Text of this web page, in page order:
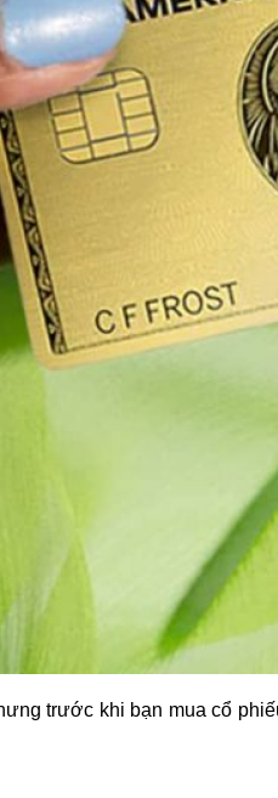
trước khi bạn mua cổ